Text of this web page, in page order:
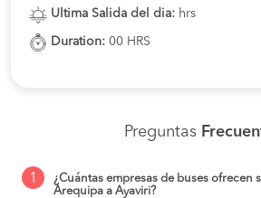
Ultima Salida del dia: hrs
Duration: 00 HRS
Preguntas
1
¿Cuántas empresas de buses ofrecen
Arequipa a Ayaviri?